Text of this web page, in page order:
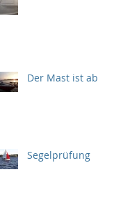
Der Mast ist ab
Segelprüfung